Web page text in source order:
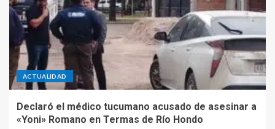
ACTUALIDAD
Declaró el médico tucumano acusado de asesinar a
«Yoni» Romano en Termas de Río Hondo